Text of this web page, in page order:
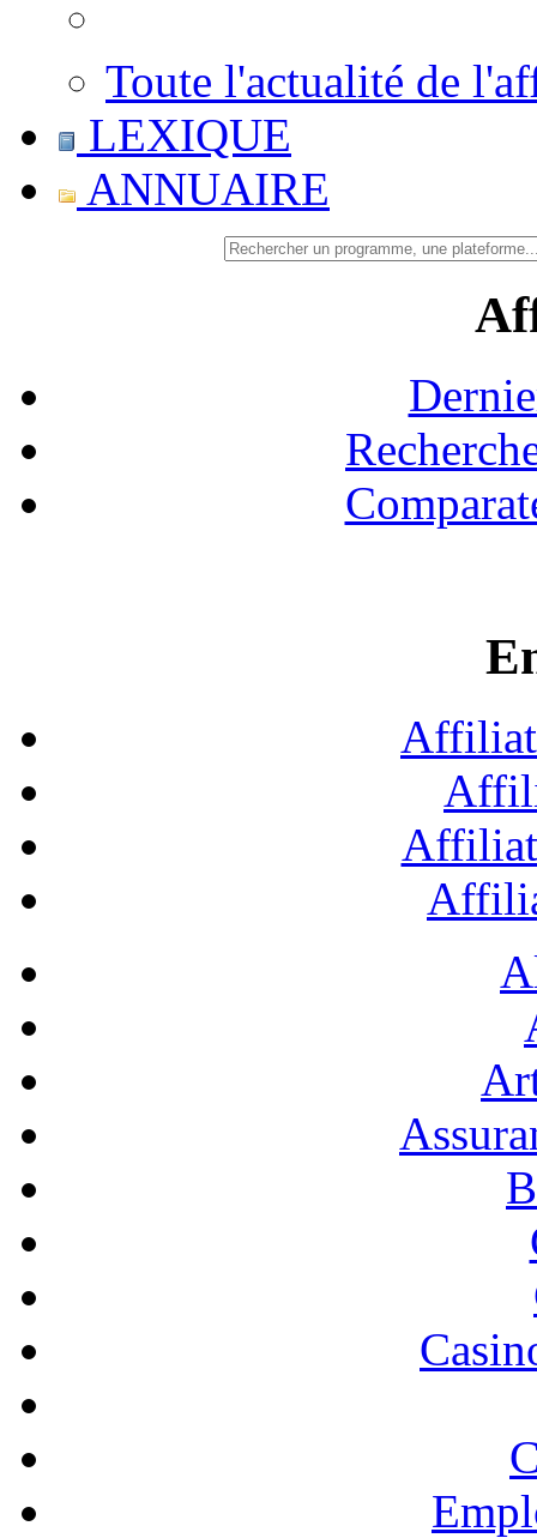
Toute l'actualité de
LEXIQUE
ANNUAIRE